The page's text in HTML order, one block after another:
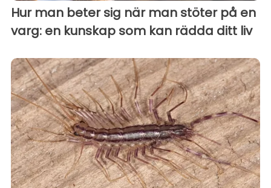
Hur man beter sig när man stöter på en
varg: en kunskap som kan rädda ditt liv